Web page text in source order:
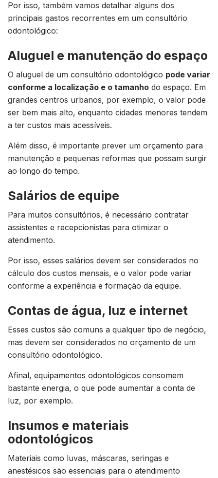
Por isso, também vamos detalhar alguns dos
principais gastos recorrentes em um consultório
odontológico:
Aluguel e manutenção do espaço
O aluguel de um consultório odontológico pode variar
conforme a localização e o tamanho do espaço. Em
grandes centros urbanos, por exemplo, o valor pode
ser bem mais alto, enquanto cidades menores tendem
a ter custos mais acessíveis.
Além disso, é importante prever um orçamento para
manutenção e pequenas reformas que possam surgir
ao longo do tempo.
Salários de equipe
Para muitos consultórios, é necessário contratar
assistentes e recepcionistas para otimizar o
atendimento.
Por isso, esses salários devem ser considerados no
cálculo dos custos mensais, e o valor pode variar
conforme a experiência e formação da equipe.
Contas de água, luz e internet
Esses custos são comuns a qualquer tipo de negócio,
mas devem ser considerados no orçamento de um
consultório odontológico.
Afinal, equipamentos odontológicos consomem
bastante energia, o que pode aumentar a conta de
luz, por exemplo.
Insumos e materiais
odontológicos
Materiais como luvas, máscaras, seringas e
anestésicos são essenciais para o atendimento